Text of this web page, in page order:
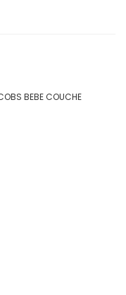
BEBE COUCHE